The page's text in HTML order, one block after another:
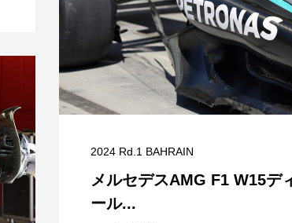
2024 Rd.1 BAHRAIN
メルセデスAMG F1 W15デ
ール...